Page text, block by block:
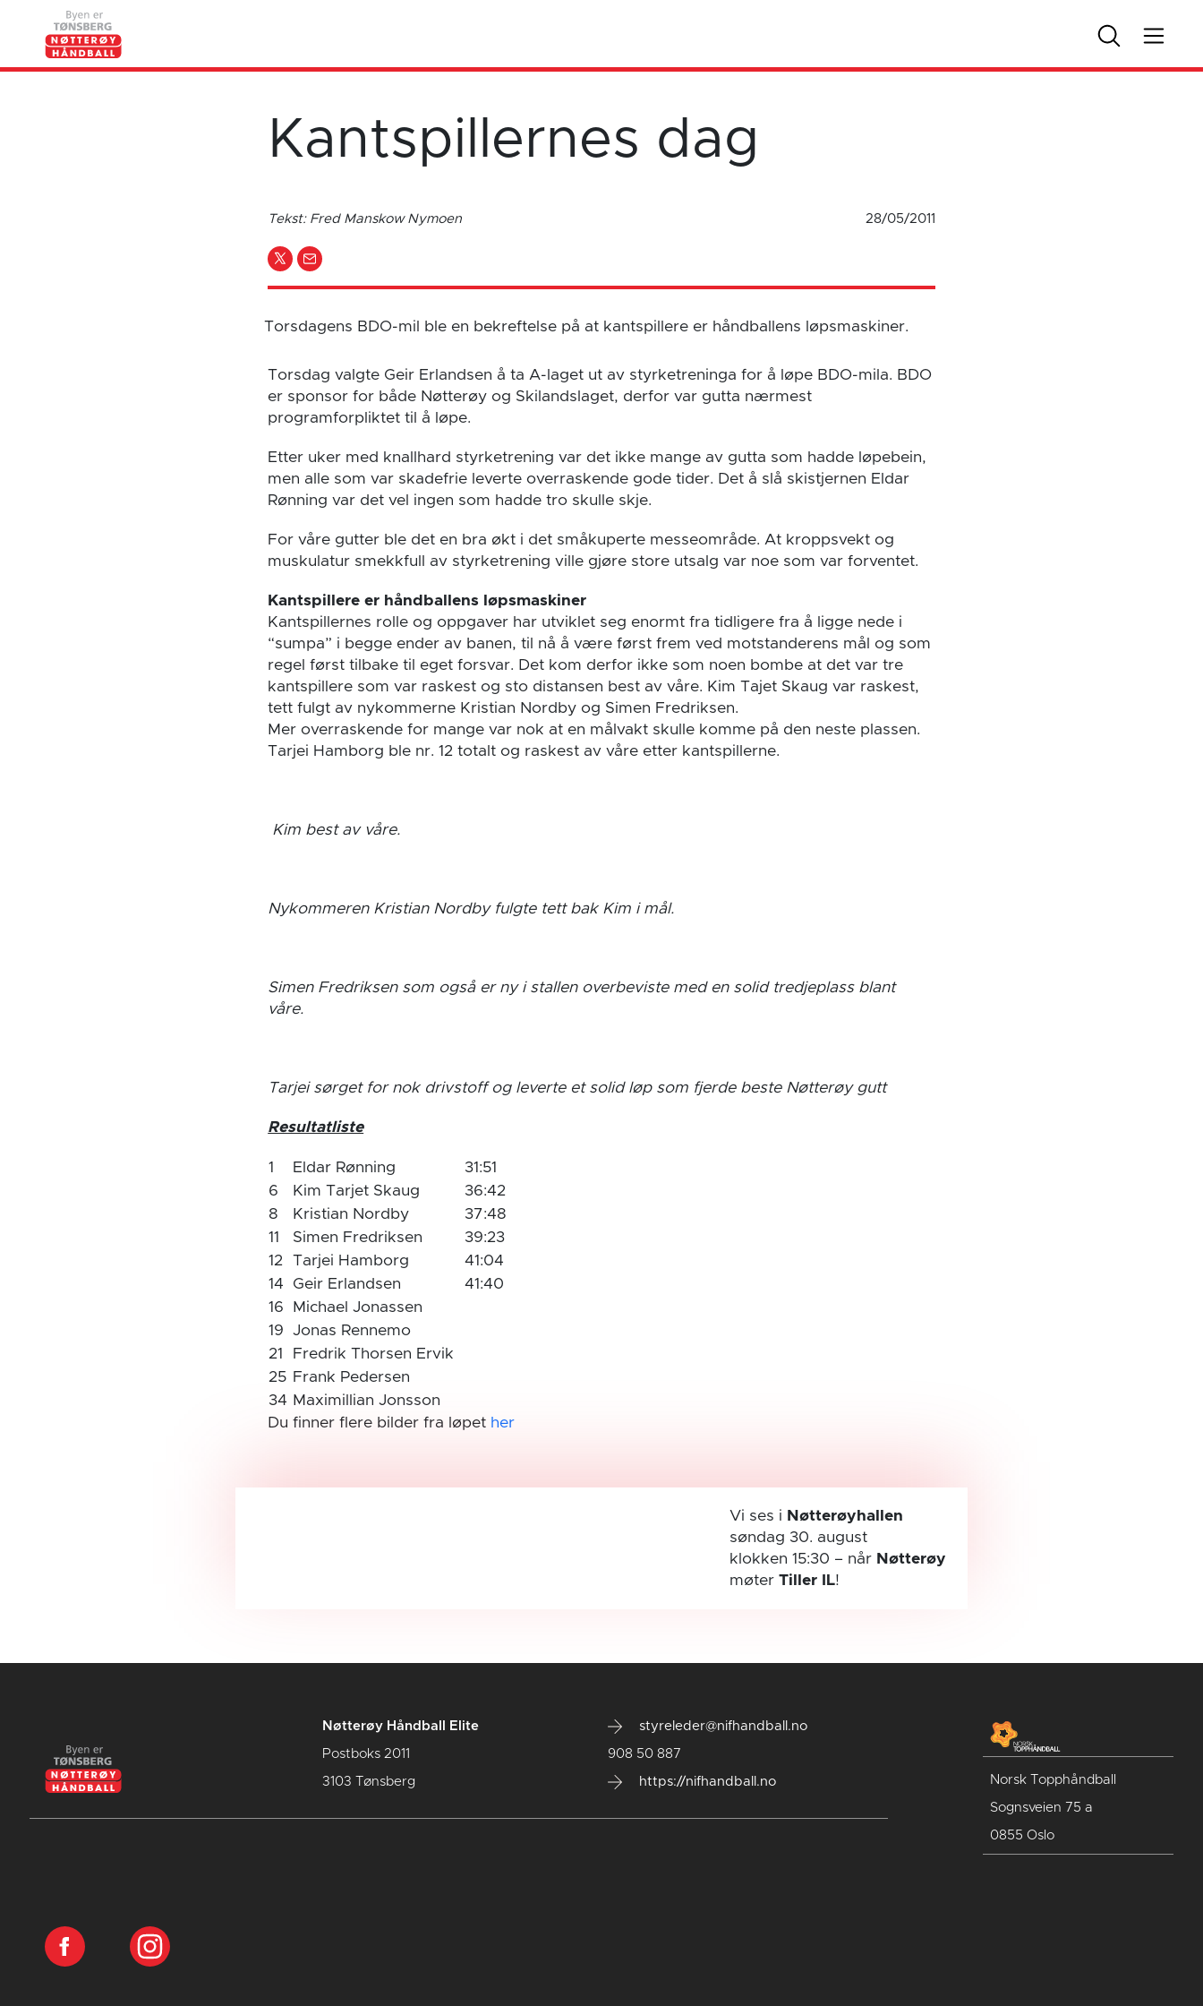
Kantspillernes dag
Tekst: Fred Manskow Nymoen 28/05/2011
Torsdagens BDO-mil ble en bekreftelse på at kantspillere er håndballens løpsmaskiner.
Torsdag valgte Geir Erlandsen å ta A-laget ut av styrketreninga for å løpe BDO-mila. BDO
er sponsor for både Nøtterøy og Skilandslaget, derfor var gutta nærmest
programforpliktet til å løpe.
Etter uker med knallhard styrketrening var det ikke mange av gutta som hadde løpebein,
men alle som var skadefrie leverte overraskende gode tider. Det å slå skistjernen Eldar
Rønning var det vel ingen som hadde tro skulle skje.
For våre gutter ble det en bra økt i det småkuperte messeområde. At kroppsvekt og
muskulatur smekkfull av styrketrening ville gjøre store utsalg var noe som var forventet.
Kantspillere er håndballens løpsmaskiner
Kantspillernes rolle og oppgaver har utviklet seg enormt fra tidligere fra å ligge nede i
“sumpa” i begge ender av banen, til nå å være først frem ved motstanderens mål og som
regel først tilbake til eget forsvar. Det kom derfor ikke som noen bombe at det var tre
kantspillere som var raskest og sto distansen best av våre. Kim Tajet Skaug var raskest,
tett fulgt av nykommerne Kristian Nordby og Simen Fredriksen.
Mer overraskende for mange var nok at en målvakt skulle komme på den neste plassen.
Tarjei Hamborg ble nr. 12 totalt og raskest av våre etter kantspillerne.
Kim best av våre.
Nykommeren Kristian Nordby fulgte tett bak Kim i mål.
Simen Fredriksen som også er ny i stallen overbeviste med en solid tredjeplass blant
våre.
Tarjei sørget for nok drivstoff og leverte et solid løp som fjerde beste Nøtterøy gutt
Resultatliste
1 Eldar Rønning
31:51
6
Kim Tarjet Skaug
36:42
8
Kristian Nordby
37:48
11
Simen Fredriksen
39:23
12
Tarjei Hamborg
41:04
14
Geir Erlandsen
41:40
16
Michael Jonassen
19
Jonas Rennemo
21
Fredrik Thorsen Ervik
25 Frank Pedersen
34 Maximillian Jonsson
Du finner flere bilder fra løpet her
Vi ses i Nøtterøyhallen
søndag 30. august
klokken 15:30 – når Nøtterøy
møterTiller IL!
Nøtterøy Håndball Elite
Postboks 2011
3103 Tønsberg
styreleder@nifhandball.no
908 50 887
https://nifhandball.no Norsk Topphåndball
Sognsveien 75 a
0855 Oslo